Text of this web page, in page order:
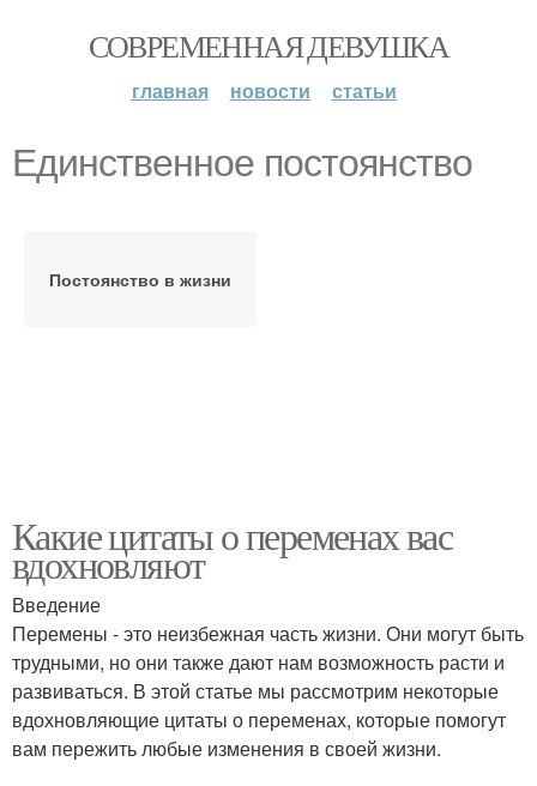
СОВРЕМЕННАЯ ДЕВУШКА
главная новости статьи
Единственное постоянство
Постоянство в жизни
Какие цитаты о переменах вас
вдохновляют
Введение
Перемены - это неизбежная часть жизни. Они могут быть
трудными, но они также дают нам возможность расти и
развиваться. В этой статье мы рассмотрим некоторые
вдохновляющие цитаты о переменах, которые помогут
вам пережить любые изменения в своей жизни.